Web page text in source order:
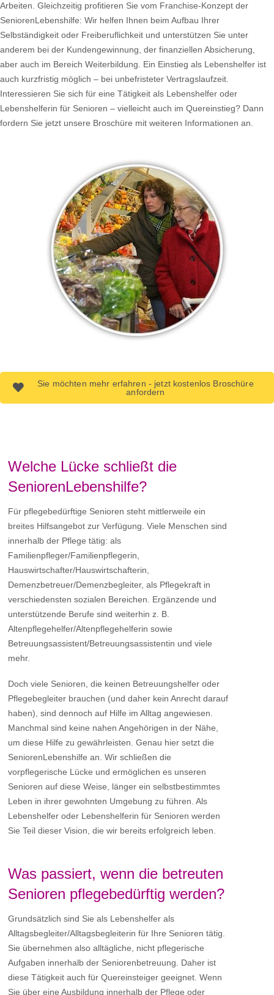
Arbeiten. Gleichzeitig profitieren Sie vom Franchise-Konzept der
SeniorenLebenshilfe: Wir helfen Ihnen beim Aufbau Ihrer
Selbständigkeit oder Freiberuflichkeit und unterstützen Sie unter
anderem bei der Kundengewinnung, der finanziellen Absicherung,
aber auch im Bereich Weiterbildung. Ein Einstieg als Lebenshelfer ist
auch kurzfristig möglich – bei unbefristeter Vertragslaufzeit.
Interessieren Sie sich für eine Tätigkeit als Lebenshelfer oder
Lebenshelferin für Senioren – vielleicht auch im Quereinstieg? Dann
fordern Sie jetzt unsere Broschüre mit weiteren Informationen an.
Sie möchten mehr erfahren - jetzt kostenlos Broschüre
anfordern
Welche Lücke schließt die
SeniorenLebenshilfe?
Für pflegebedürftige Senioren steht mittlerweile ein
breites Hilfsangebot zur Verfügung. Viele Menschen sind
innerhalb der Pflege tätig: als
Familienpfleger/Familienpflegerin,
Hauswirtschafter/Hauswirtschafterin,
Demenzbetreuer/Demenzbegleiter, als Pflegekraft in
verschiedensten sozialen Bereichen. Ergänzende und
unterstützende Berufe sind weiterhin z. B.
Altenpflegehelfer/Altenpflegehelferin sowie
Betreuungsassistent/Betreuungsassistentin und viele
mehr.
Doch viele Senioren, die keinen Betreuungshelfer oder
Pflegebegleiter brauchen (und daher kein Anrecht darauf
haben), sind dennoch auf Hilfe im Alltag angewiesen.
Manchmal sind keine nahen Angehörigen in der Nähe,
um diese Hilfe zu gewährleisten. Genau hier setzt die
SeniorenLebenshilfe an. Wir schließen die
vorpflegerische Lücke und ermöglichen es unseren
Senioren auf diese Weise, länger ein selbstbestimmtes
Leben in ihrer gewohnten Umgebung zu führen. Als
Lebenshelfer oder Lebenshelferin für Senioren werden
Sie Teil dieser Vision, die wir bereits erfolgreich leben.
Was passiert, wenn die betreuten
Senioren pflegebedürftig werden?
Grundsätzlich sind Sie als Lebenshelfer als
Alltagsbegleiter/Alltagsbegleiterin für Ihre Senioren tätig.
Sie übernehmen also alltägliche, nicht pflegerische
Aufgaben innerhalb der Seniorenbetreuung. Daher ist
diese Tätigkeit auch für Quereinsteiger geeignet. Wenn
Sie über eine Ausbildung innerhalb der Pflege oder